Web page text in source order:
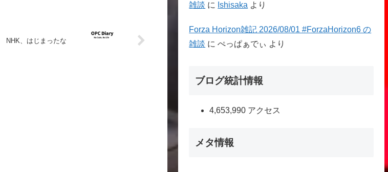
NHK、はじまったな
雑談 に Ishisaka より
Forza Horizon雑記 2026/08/01 #ForzaHorizon6 の
雑談 にぺっぱぁでぃ より
ブログ統計情報
4,653,990 アクセス
メタ情報